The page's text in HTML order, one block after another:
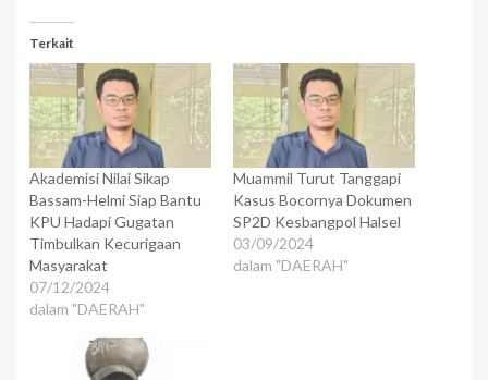
Terkait
Akademisi Nilai Sikap
Bassam-Helmi Siap Bantu
KPU Hadapi Gugatan
Timbulkan Kecurigaan
Masyarakat
07/12/2024
dalam "DAERAH"
Muammil Turut Tanggapi
Kasus Bocornya Dokumen
SP2D Kesbangpol Halsel
03/09/2024
dalam "DAERAH"